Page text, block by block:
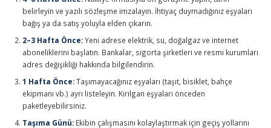
belirleyin ve yazılı sözleşme imzalayın. İhtiyaç duymadığınız eşyaları
bağış ya da satış yoluyla elden çıkarın.
2–3 Hafta Önce:Yeni adrese elektrik, su, doğalgaz ve internet
aboneliklerini başlatın. Bankalar, sigorta şirketleri ve resmi kurumları
adres değişikliği hakkında bilgilendirin.
1 Hafta Önce:Taşımayacağınız eşyaları (taşıt, bisiklet, bahçe
ekipmanı vb.) ayrı listeleyin. Kırılgan eşyaları önceden
paketleyebilirsiniz.
Taşıma Günü: Ekibin çalışmasını kolaylaştırmak için geçiş yollarını